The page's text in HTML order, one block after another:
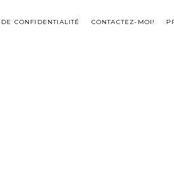
CONFIDENTIALITÉ CONTACTEZ-MOI!